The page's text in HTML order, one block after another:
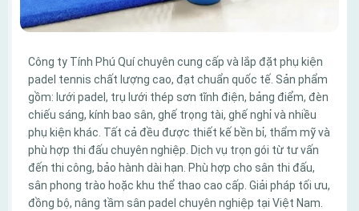
Công ty Tính Phú Quí chuyên cung cấp và lắp đặt phụ kiện
padel tennis chất lượng cao, đạt chuẩn quốc tế. Sản phẩm
gồm: lưới padel, trụ lưới thép sơn tĩnh điện, bảng điểm, đèn
chiếu sáng, kính bao sân, ghế trọng tài, ghế nghỉ và nhiều
phụ kiện khác. Tất cả đều được thiết kế bền bỉ, thẩm mỹ và
phù hợp thi đấu chuyên nghiệp. Dịch vụ trọn gói từ tư vấn
đến thi công, bảo hành dài hạn. Phù hợp cho sân thi đấu,
sân phong trào hoặc khu thể thao cao cấp. Giải pháp tối ưu,
đồng bộ, nâng tầm sân padel chuyên nghiệp tại Việt Nam.